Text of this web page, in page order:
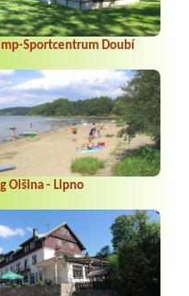
Sportcentrum Doubí
Olšina - Lipno